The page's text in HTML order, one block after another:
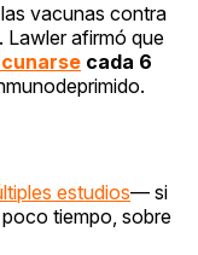
vacunas contra
Lawler afirmó que
cada 6
estudios— si
tiempo, sobre